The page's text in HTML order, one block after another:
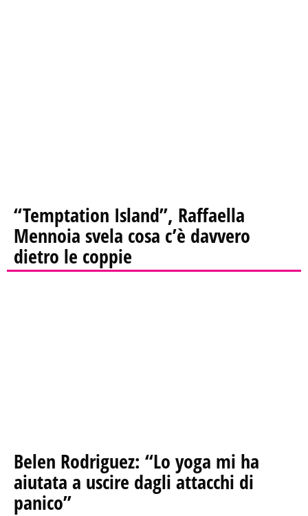
“Temptation Island”, Raffaella
Mennoia svela cosa c’è davvero
dietro le coppie
Belen Rodriguez: “Lo yoga mi ha
aiutata a uscire dagli attacchi di
panico”